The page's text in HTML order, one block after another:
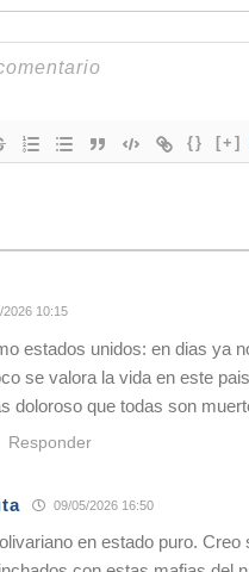
{} [+]
2026 10:15
estados unidos: en dias ya
se valora la vida en este
doloroso que todas son
Responder
09/05/2026 16:50
en estado puro.